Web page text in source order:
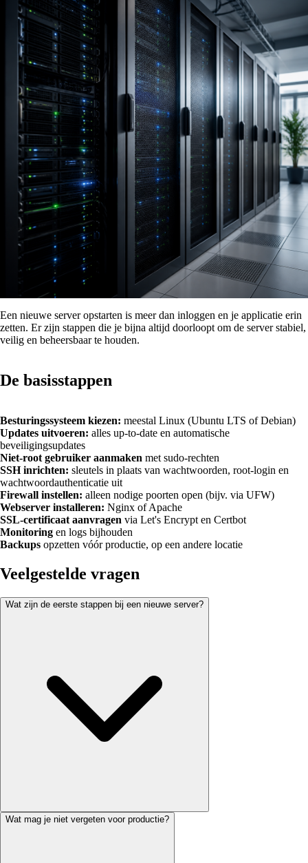
Een nieuwe server opstarten is meer dan inloggen en je applicatie erin
zetten. Er zijn stappen die je bijna altijd doorloopt om de server stabiel,
veilig en beheersbaar te houden.
De basisstappen
Besturingssysteem kiezen: meestal Linux (Ubuntu LTS of Debian)
Updates uitvoeren: alles up-to-date en automatische
beveiligingsupdates
Niet-root gebruiker aanmaken met sudo-rechten
SSH inrichten: sleutels in plaats van wachtwoorden, root-login en
wachtwoordauthenticatie uit
Firewall instellen: alleen nodige poorten open (bijv. via UFW)
Webserver installeren: Nginx of Apache
SSL-certificaat aanvragen via Let's Encrypt en Certbot
Monitoring en logs bijhouden
Backups opzetten vóór productie, op een andere locatie
Veelgestelde vragen
Wat zijn de eerste stappen bij een nieuwe server?
Wat mag je niet vergeten voor productie?